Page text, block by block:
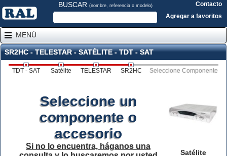
BUSCAR (nombre, referencia o modelo)
Contacto
Agregar a favoritos
MENÚ
SR2HC - TELESTAR - SATÉLITE - TDT - SAT
TDT - SAT Satélite TELESTAR SR2HC Seleccione Componente
Satélite
Seleccione un
componente o
accesorio
Si no lo encuentra, háganos una